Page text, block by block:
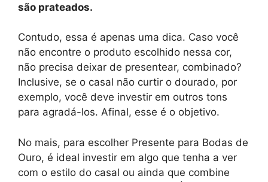
são prateados.
Contudo, essa é apenas uma dica. Caso você
não encontre o produto escolhido nessa cor,
não precisa deixar de presentear, combinado?
Inclusive, se o casal não curtir o dourado, por
exemplo, você deve investir em outros tons
para agradá-los. Afinal, esse é o objetivo.
No mais, para escolher Presente para Bodas de
Ouro, é ideal investir em algo que tenha a ver
com o estilo do casal ou ainda que combine